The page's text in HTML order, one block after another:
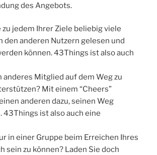
des Angebots.
zu jedem Ihrer Ziele beliebig viele
den anderen Nutzern gelesen und
können. 43Things ist also auch
anderes Mitglied auf dem Weg zu
Mit einem “Cheers”
anderen dazu, seinen Weg
43Things ist also auch eine
in einer Gruppe beim Erreichen Ihres
sein zu können? Laden Sie doch